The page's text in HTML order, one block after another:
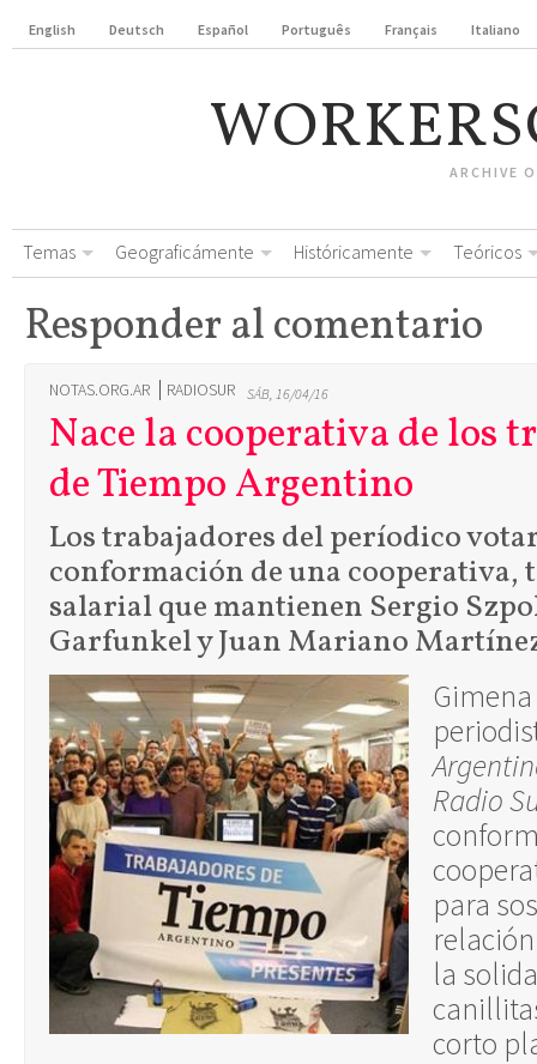
English Deutsch Español Português Français Italiano
ARCHIVE
Temas Geograficámente Históricamente Teóricos
Responder al comentario
NOTAS.ORG.AR RADIOSUR SÁB, 16/04/16
Nace la cooperativa de los
de Tiempo Argentino
Los trabajadores del períodico
conformación de una cooperativa,
salarial que mantienen Sergio
Garfunkel y Juan Mariano
Radio
para
la
corto